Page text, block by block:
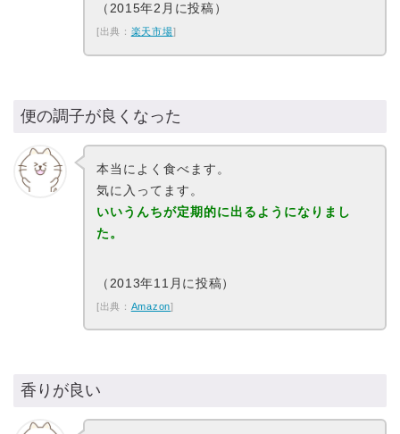
（2015年2月に投稿）
[出典： 楽天市場]
便の調子が良くなった
本当によく食べます。
気に入ってます。
いいうんちが定期的に出るようになりまし
た。
（2013年11月に投稿）
[出典： Amazon]
香りが良い